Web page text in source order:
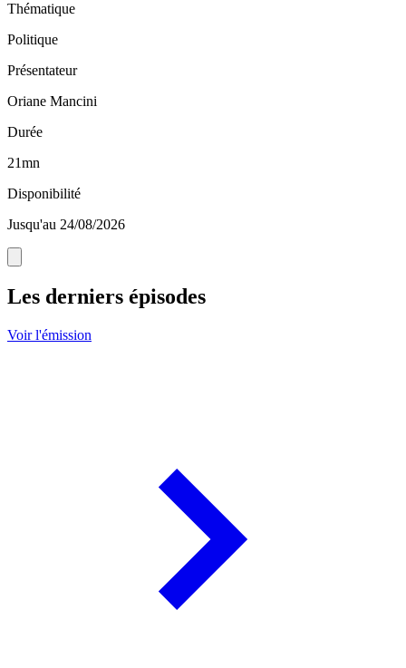
Thématique
Politique
Présentateur
Oriane Mancini
Durée
21mn
Disponibilité
Jusqu'au 24/08/2026
Les derniers épisodes
Voir l'émission